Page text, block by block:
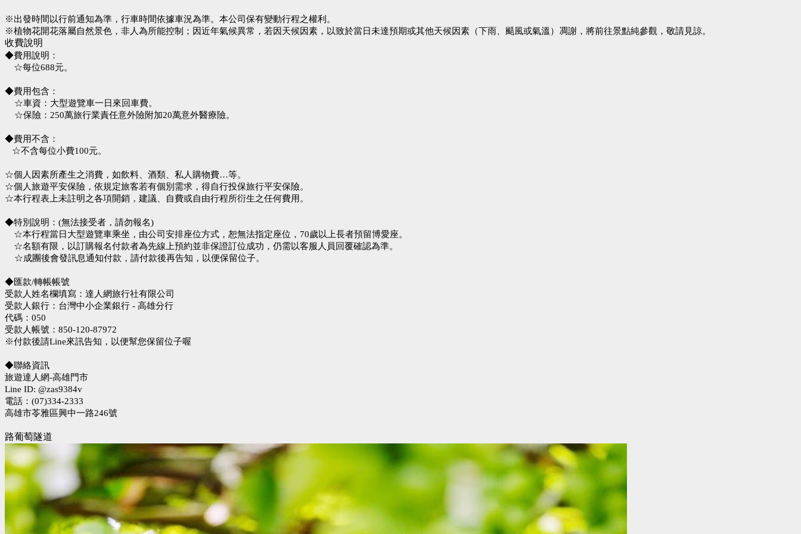
※出發時間以行前通知為準，行車時間依據車況為準。本公司保有變動行程之權利。
※植物花開花落屬自然景色，非人為所能控制；因近年氣候異常，若因天候因素，以致於當日未達預期或其他天候因素（下雨、颳風或氣溫）凋謝，將前往景點純參觀，敬請見諒。
收費說明
◆費用說明：
☆每位688元。
◆費用包含：
☆車資：大型遊覽車一日來回車費。
☆保險：250萬旅行業責任意外險附加20萬意外醫療險。
◆費用不含：
☆不含每位小費100元。
☆個人因素所產生之消費，如飲料、酒類、私人購物費…等。
☆個人旅遊平安保險，依規定旅客若有個別需求，得自行投保旅行平安保險。
☆本行程表上未註明之各項開銷，建議、自費或自由行程所衍生之任何費用。
◆特別說明：(無法接受者，請勿報名)
☆本行程當日大型遊覽車乘坐，由公司安排座位方式，恕無法指定座位，70歲以上長者預留博愛座。
☆名額有限，以訂購報名付款者為先線上預約並非保證訂位成功，仍需以客服人員回覆確認為準。
☆成團後會發訊息通知付款，請付款後再告知，以便保留位子。
◆匯款/轉帳帳號
受款人姓名欄填寫：達人網旅行社有限公司
受款人銀行：台灣中小企業銀行 - 高雄分行
代碼：050
受款人帳號：850-120-87972
※付款後請Line來訊告知，以便幫您保留位子喔
◆聯絡資訊
旅遊達人網-高雄門市
Line ID: @zas9384v
電話：(07)334-2333
高雄市苓雅區興中一路246號
路葡萄隧道